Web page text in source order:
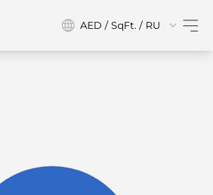
AED / SqFt. / RU